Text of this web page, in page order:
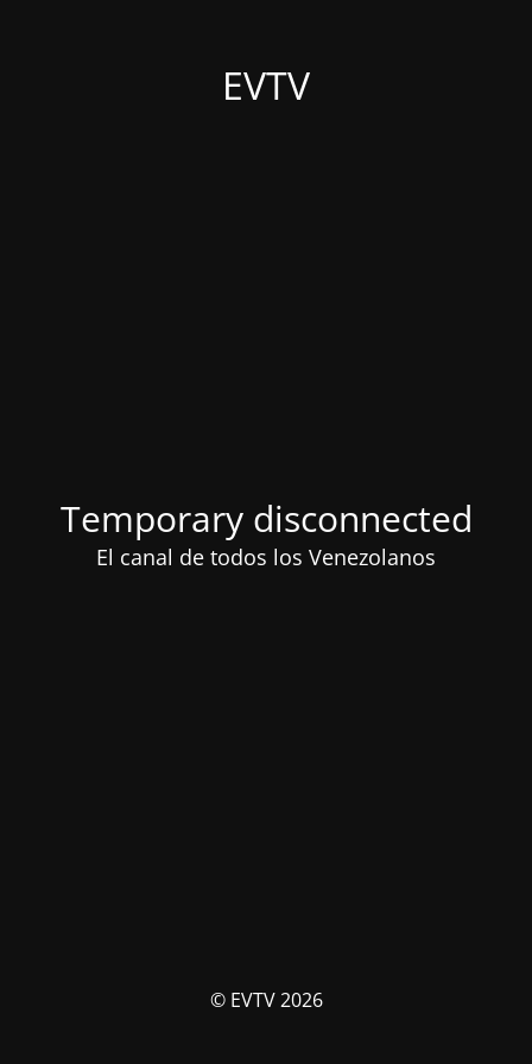
EVTV
Temporary disconnected
El canal de todos los Venezolanos
© EVTV 2026